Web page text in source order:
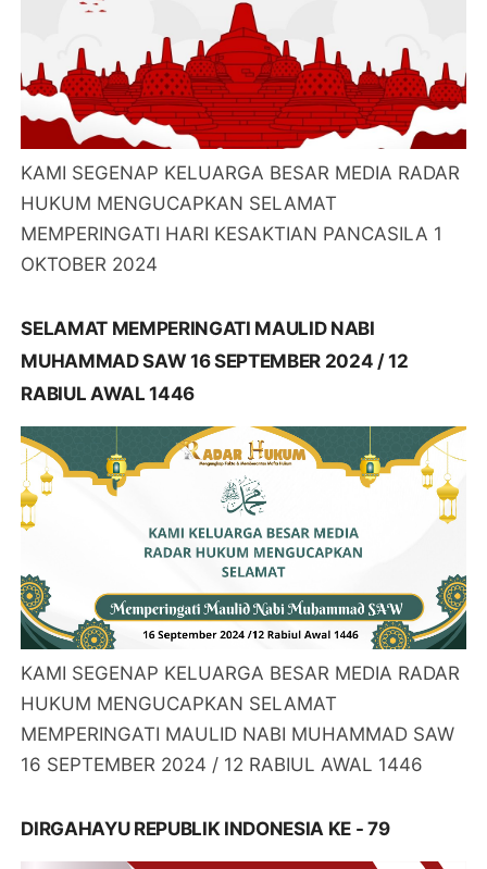
KAMI SEGENAP KELUARGA BESAR MEDIA RADAR
HUKUM MENGUCAPKAN SELAMAT
MEMPERINGATI HARI KESAKTIAN PANCASILA 1
OKTOBER 2024
SELAMAT MEMPERINGATI MAULID NABI
MUHAMMAD SAW 16 SEPTEMBER 2024 / 12
RABIUL AWAL 1446
KAMI SEGENAP KELUARGA BESAR MEDIA RADAR
HUKUM MENGUCAPKAN SELAMAT
MEMPERINGATI MAULID NABI MUHAMMAD SAW
16 SEPTEMBER 2024 / 12 RABIUL AWAL 1446
DIRGAHAYU REPUBLIK INDONESIA KE - 79